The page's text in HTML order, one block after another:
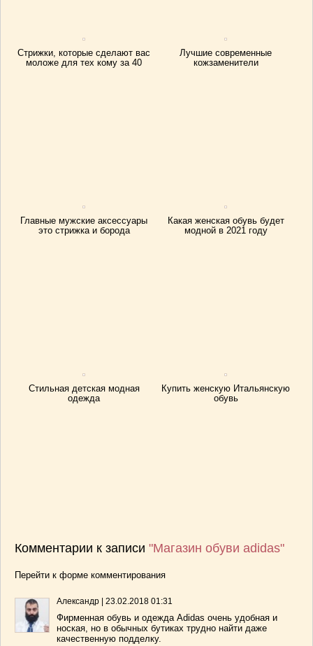
Стрижки, которые сделают вас
моложе для тех кому за 40
Лучшие современные
кожзаменители
Главные мужские аксессуары
это стрижка и борода
Какая женская обувь будет
модной в 2021 году
Стильная детская модная
одежда
Купить женскую Итальянскую
обувь
Комментарии к записи "Магазин обуви adidas"
Перейти к форме комментирования
Александр 23.02.2018 01:31
Фирменная обувь и одежда Adidas очень удобная и
ноская, но в обычных бутиках трудно найти даже
качественную подделку.